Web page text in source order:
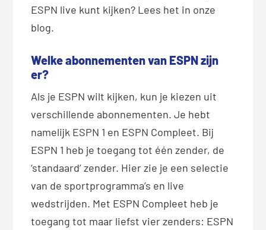
ESPN live kunt kijken? Lees het in onze
blog.
Welke abonnementen van ESPN zijn
er?
Als je ESPN wilt kijken, kun je kiezen uit
verschillende abonnementen. Je hebt
namelijk ESPN 1 en ESPN Compleet. Bij
ESPN 1 heb je toegang tot één zender, de
‘standaard’ zender. Hier zie je een selectie
van de sportprogramma’s en live
wedstrijden. Met ESPN Compleet heb je
toegang tot maar liefst vier zenders: ESPN